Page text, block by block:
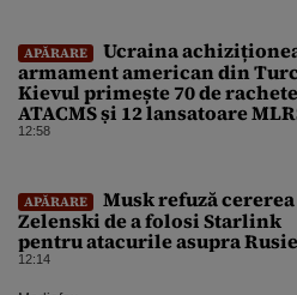
APĂRARE
Ucraina
armament american din
Kievul primește 70 de rachete
ATACMS și 12 lansatoare
12:58
APĂRARE
Musk refuză
Zelenski de a folosi Starlink
pentru atacurile asupra
12:14